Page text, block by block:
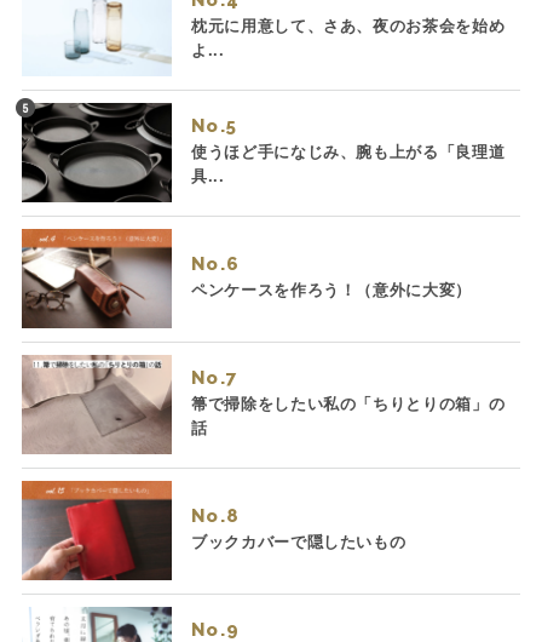
枕元に用意して、さあ、夜のお茶会を始め
よ...
No.
使うほど手になじみ、腕も上がる「良理道
具...
No.
ペンケースを作ろう！（意外に大変）
No.
箒で掃除をしたい私の「ちりとりの箱」の
話
No.
ブックカバーで隠したいもの
No.